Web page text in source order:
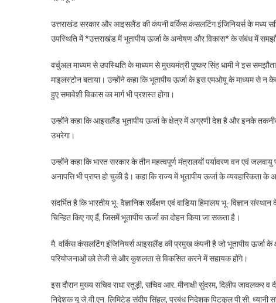
ऊर्जा
के
और
नया
उत्तराखंड सरकार और आइसलैंड की कंपनी वर्किस कंसलटिंग इंजिनियर्स के मध्य
उपस्थिति में *उत्तराखंड में भूतापीय ऊर्जा के अन्वेषण और विकास* के संबंध में
वर्चुअल माध्यम से उपस्थिति के माध्यम से मुख्यमंत्री पुष्कर सिंह धामी ने इस
माइलस्टोन बताया। उन्होंने कहा कि भूतापीय ऊर्जा के इस एमओयू के माध्यम से न
हुए समावेशी विकास का मार्ग भी प्रशस्त होगा।
उन्होंने कहा कि आइसलैंड भूतापीय ऊर्जा के क्षेत्र में अग्रणी देश है और इनके
उभरेगा।
उन्होंने कहा कि भारत सरकार के तीन महत्वपूर्ण मंत्रालयों पर्यावरण वन एवं
अनापत्ति भी प्राप्त हो चुकी है। कहा कि राज्य में भूतापीय ऊर्जा के व्यवहारिकता
संदर्भित है कि भारतीय भू- वैज्ञानिक सर्वेक्षण एवं वाडिया हिमालय भू- विज्ञान
चिन्हित किए गए हैं, जिसमें भूतापीय ऊर्जा का दोहन किया जा सकता है।
मै. वर्किस कंसलटिंग इंजिनियर्स आइसलैंड की प्रमुख कंपनी है जो भूतापीय ऊर्जा के
परियोजनाओं को तेजी से और कुशलता से विकसित करने में सहायक होंगे।
इस दौरान मुख्य सचिव राधा रतूड़ी, सचिव आर. मीनाक्षी सुंदरम, दिलीप
निदेशक यू.जे.वी.एन. लिमिटेड संदीप सिंहल, प्रबंध निदेशक पिटकुल पी.सी.